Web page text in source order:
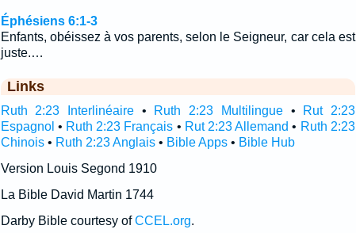
Éphésiens 6:1-3
Enfants, obéissez à vos parents, selon le Seigneur, car cela est
juste.…
Links
Ruth 2:23 Interlinéaire• Ruth 2:23 Multilingue•
Rut 2:23
Espagnol • Ruth 2:23 Français • Rut 2:23 Allemand • Ruth 2:23
Chinois• Ruth 2:23 Anglais• Bible Apps• Bible Hub
Version Louis Segond 1910
La Bible David Martin 1744
Darby Bible courtesy ofCCEL.org.